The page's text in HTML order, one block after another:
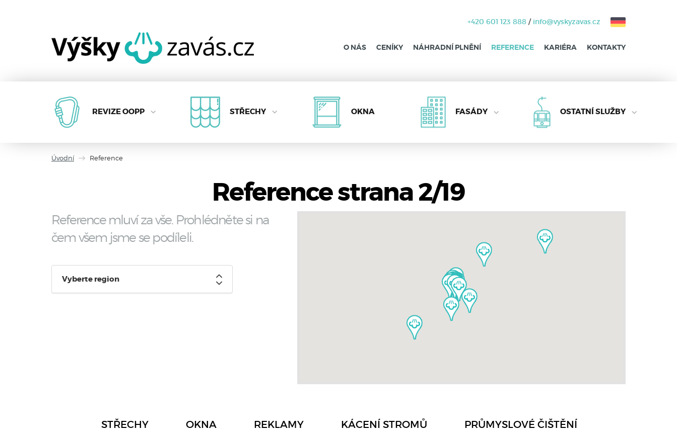
+420 601 123 888 / info@vyskyzavas.cz
O NÁS CENÍKY NÁHRADNÍ PLNĚNÍ REFERENCE KARIÉRA KONTAKTY
REVIZE OOPP STŘECHY OKNA FASÁDY OSTATNÍ SLUŽBY
Úvodní Reference
Reference strana 2/19
Reference mluví za vše. Prohlédněte si na
čem všem jsme se podíleli.
Vyberte region
STŘECHY OKNA REKLAMY KÁCENÍ STROMŮ PRŮMYSLOVÉ ČIŠTĚNÍ